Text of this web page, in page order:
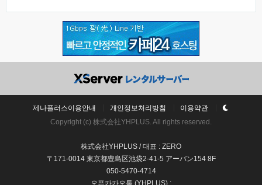
제나플러스이용안내 개인정보처리방침
이용약관
Copyright (c) 株式会社YHPLUS. All rights reserved.
株式会社YHPLUS / 대표 : ZERO
〒171-0014 東京都豊島区池袋2-41-5 アーバン154 8F
050-5470-4714
오픈카카오톡 (YHPLUS) :